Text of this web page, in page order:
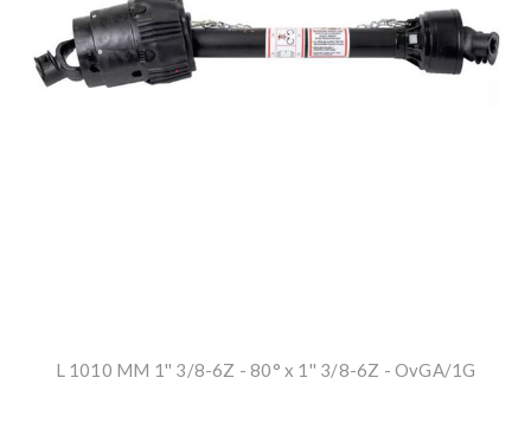
L 1010 MM 1'' 3/8-6Z - 80° x 1'' 3/8-6Z - OvGA/1G